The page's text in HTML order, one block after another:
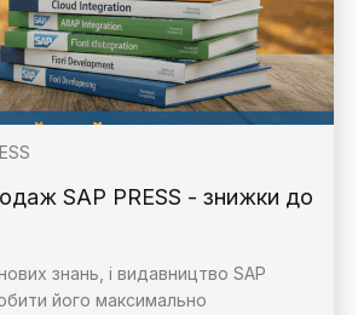
SAP PRESS - знижки до
знань, і видавництво SAP
його максимально